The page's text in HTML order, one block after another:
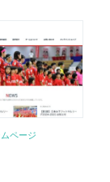
ページ